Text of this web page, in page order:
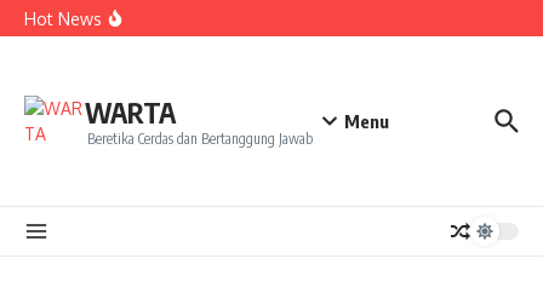
Lewati ke konten
Hot News
ke NCC 4 Bali
Sukseskan Kerja Bakti di Anjungan Melancar
WARTA
Beretika Cerdas dan Bertanggung Jawab
Menu